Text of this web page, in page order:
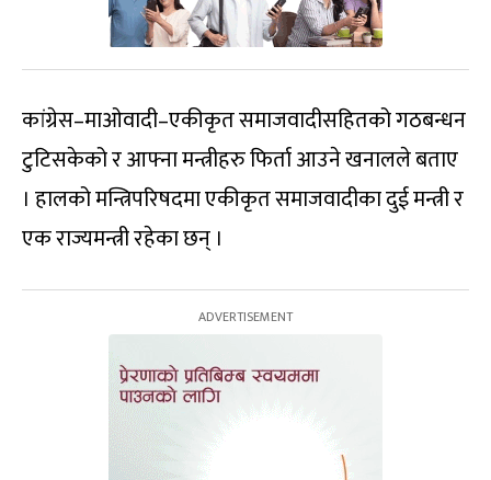
कांग्रेस–माओवादी–एकीकृत समाजवादीसहितको गठबन्धन
टुटिसकेको र आफ्ना मन्त्रीहरु फिर्ता आउने खनालले बताए
। हालको मन्त्रिपरिषदमा एकीकृत समाजवादीका दुई मन्त्री र
एक राज्यमन्त्री रहेका छन् ।